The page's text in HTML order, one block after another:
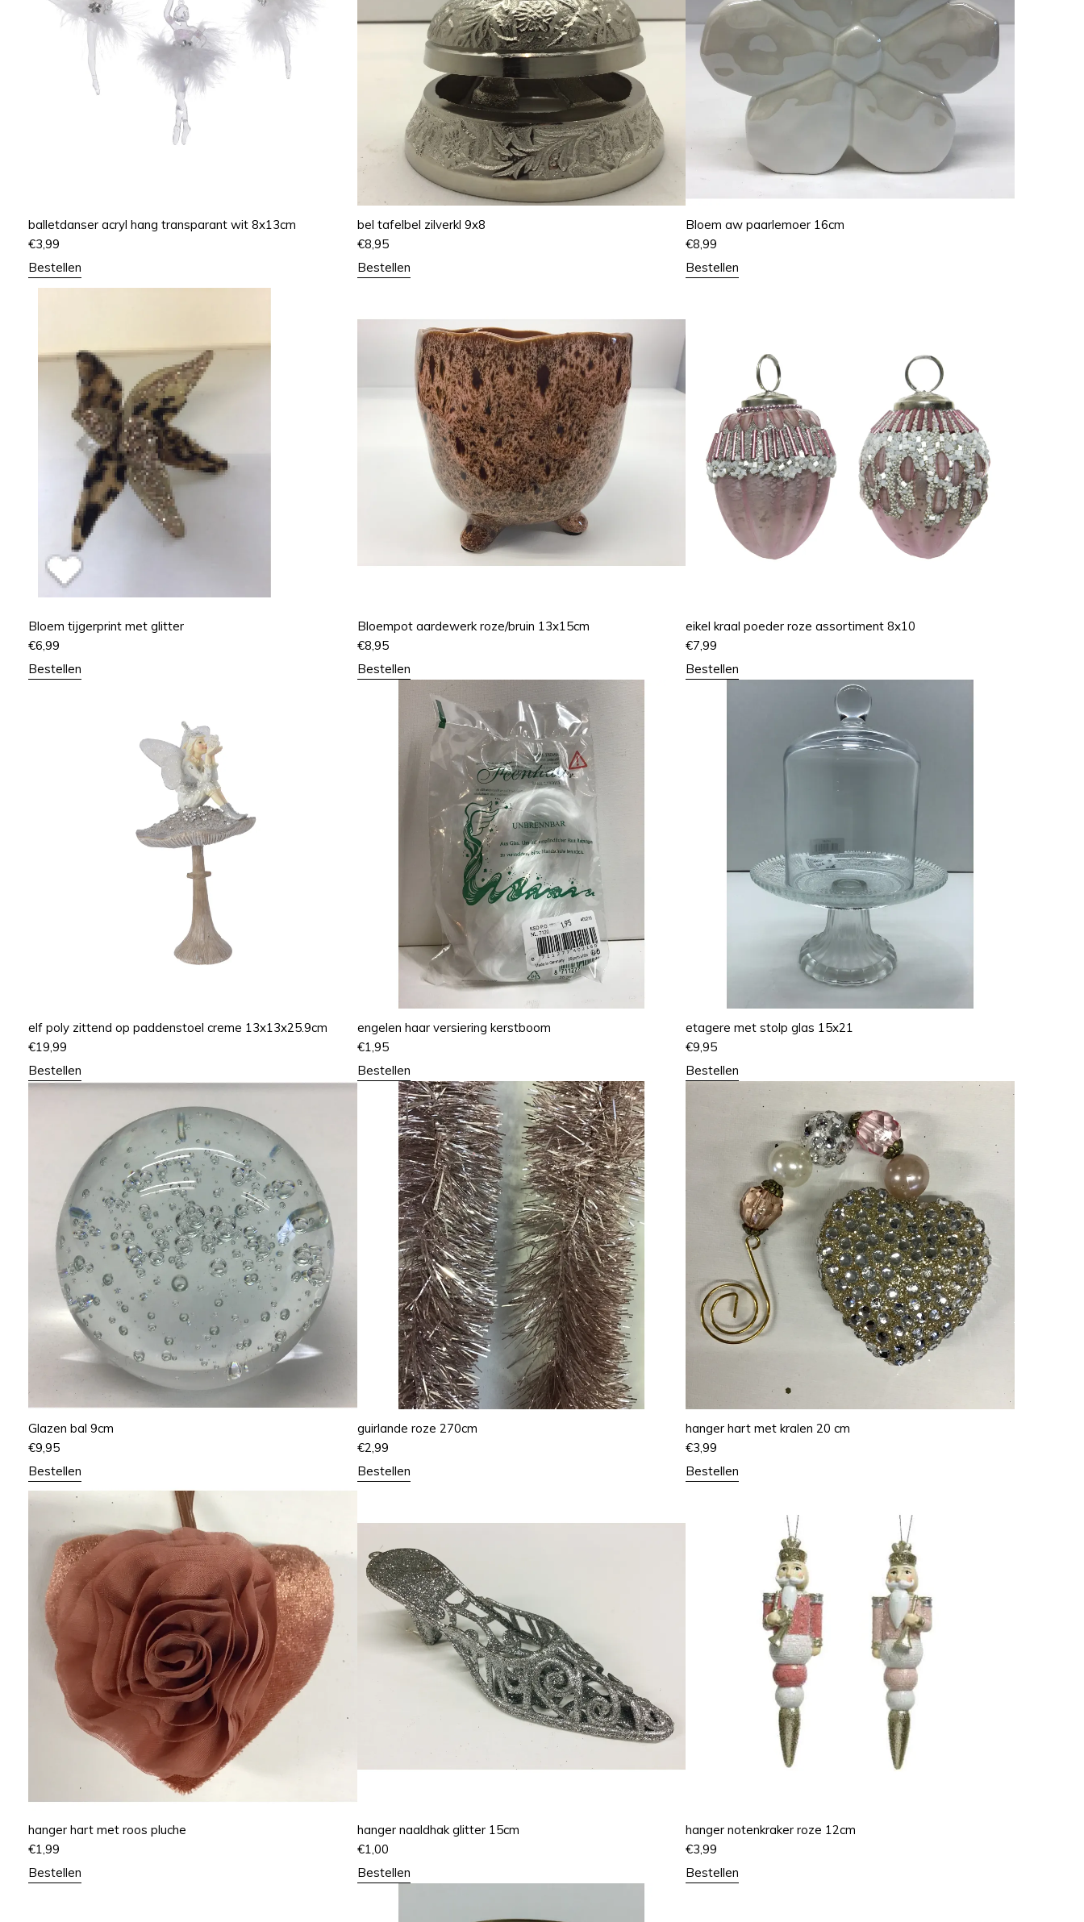
balletdanser acryl hang transparant wit 8x13cm
€3,99
Bestellen
bel tafelbel zilverkl 9x8
€8,95
Bestellen
Bloem aw paarlemoer 16cm
€8,99
Bestellen
Bloem tijgerprint met glitter
€6,99
Bestellen
Bloempot aardewerk roze/bruin 13x15cm
€8,95
Bestellen
eikel kraal poeder roze assortiment 8x10
€7,99
Bestellen
elf poly zittend op paddenstoel creme 13x13x25.9cm
€19,99
Bestellen
engelen haar versiering kerstboom
€1,95
Bestellen
etagere met stolp glas 15x21
€9,95
Bestellen
Glazen bal 9cm
€9,95
Bestellen
guirlande roze 270cm
€2,99
Bestellen
hanger hart met kralen 20 cm
€3,99
Bestellen
hanger hart met roos pluche
€1,99
Bestellen
hanger naaldhak glitter 15cm
€1,00
Bestellen
hanger notenkraker roze 12cm
€3,99
Bestellen